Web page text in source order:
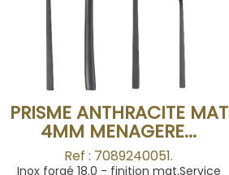
BUY
PRISME ANTHRACITE MAT
4MM MENAGERE...
Ref : 7089240051.
Inox forgé 18.0 - finition mat.Service